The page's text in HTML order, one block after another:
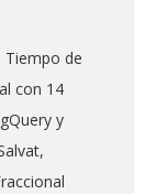
Tiempo de
con 14
y